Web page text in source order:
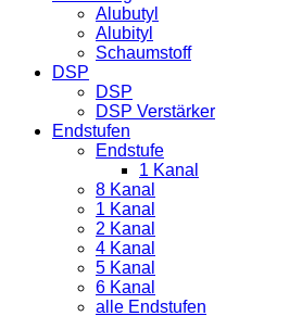
Alubutyl
Alubityl
Schaumstoff
DSP
DSP
DSP Verstärker
Endstufen
Endstufe
1 Kanal
8 Kanal
1 Kanal
2 Kanal
4 Kanal
5 Kanal
6 Kanal
alle Endstufen